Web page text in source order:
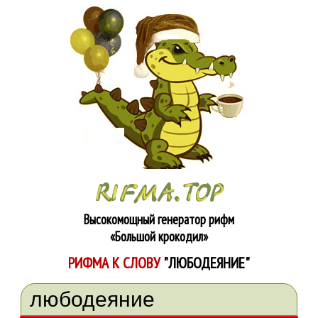
Высокомощный генератор рифм
«Большой крокодил»
РИФМА К СЛОВУ"ЛЮБОДЕЯНИЕ"